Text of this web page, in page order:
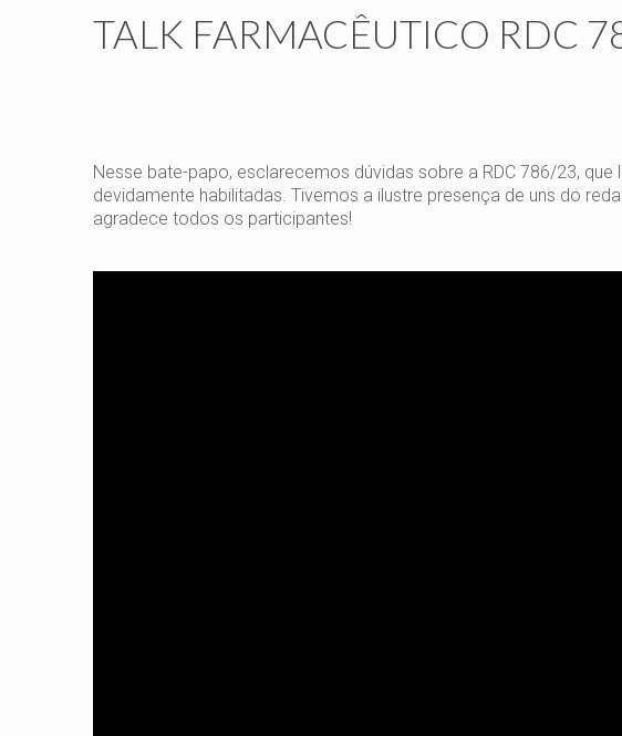
TALK FARMACÊUTICO RDC
Nesse bate-papo, esclarecemos dúvidas sobre a RDC 786/23,
devidamente habilitadas. Tivemos a ilustre presença de uns do
agradece todos os participantes!